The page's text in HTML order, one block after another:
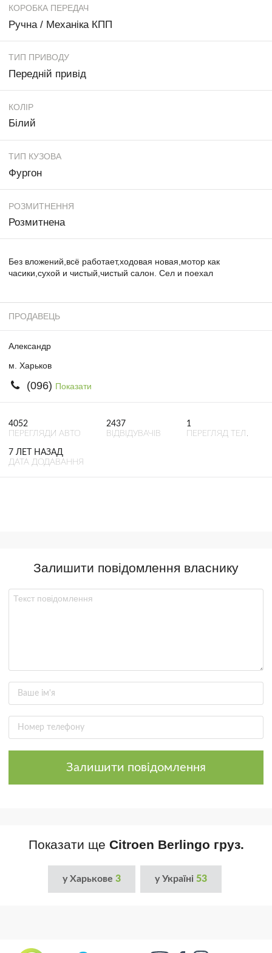
КОРОБКА ПЕРЕДАЧ
Ручна / Механіка КПП
ТИП ПРИВОДУ
Передній привід
КОЛІР
Білий
ТИП КУЗОВА
Фургон
РОЗМИТНЕННЯ
Розмитнена
Без вложений,всё работает,ходовая новая,мотор как
часики,сухой и чистый,чистый салон. Сел и поехал
ПРОДАВЕЦЬ
Александр
м. Харьков
(096) Показати
4052
ПЕРЕГЛЯДИ АВТО
2437
ВІДВІДУВАЧІВ
1
ПЕРЕГЛЯД ТЕЛ.
7 ЛЕТ НАЗАД
ДАТА ДОДАВАННЯ
Залишити повідомлення власнику
Залишити повідомлення
Показати ще Citroen Berlingo груз.
у Харькове 3 у Україні 53